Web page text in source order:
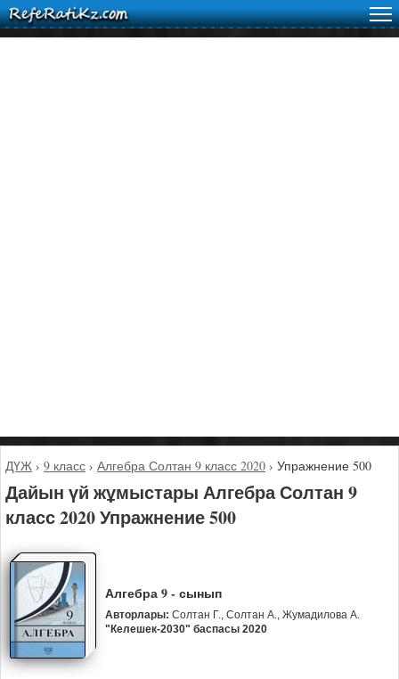
ДҮЖ › 9 класс › Алгебра Солтан 9 класс 2020 › Упражнение 500
Дайын үй жұмыстары Алгебра Солтан 9
класс 2020 Упражнение 500
Алгебра 9 - сынып
Авторлары: Солтан Г., Солтан А., Жумадилова А.
"Келешек-2030" баспасы 2020